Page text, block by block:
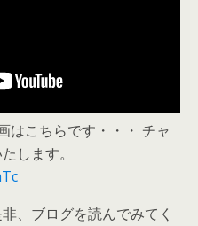
はこちらです・・・ チャ
します。
、ブログを読んでみてく